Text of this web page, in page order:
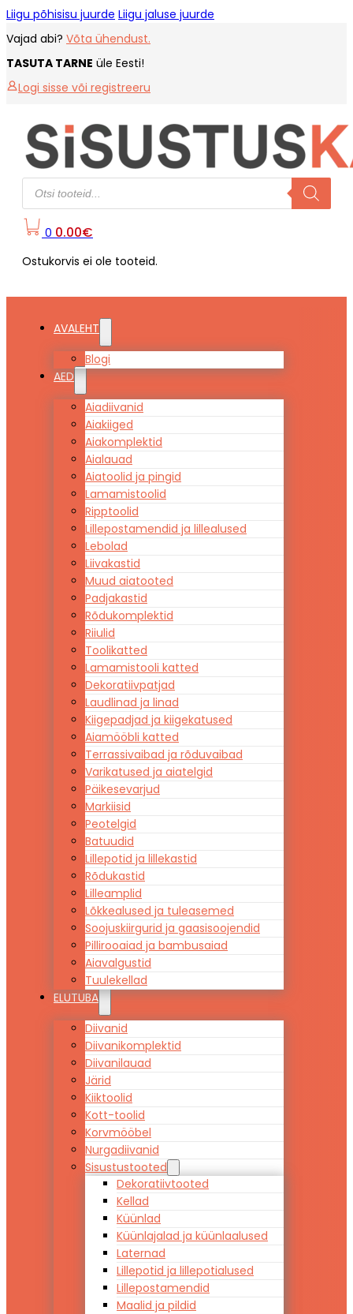
Liigu põhisisu juurde Liigu jaluse juurde
Vajad abi? Võta ühendust.
TASUTA TARNE üle Eesti!
Logi sisse või registreeru
Products
search
0 0.00€
Ostukorvis ei ole tooteid.
AVALEHT
Blogi
AED
Aiadiivanid
Aiakiiged
Aiakomplektid
Aialauad
Aiatoolid ja pingid
Lamamistoolid
Ripptoolid
Lillepostamendid ja lillealused
Lebolad
Liivakastid
Muud aiatooted
Padjakastid
Rõdukomplektid
Riiulid
Toolikatted
Lamamistooli katted
Dekoratiivpatjad
Laudlinad ja linad
Kiigepadjad ja kiigekatused
Aiamööbli katted
Terrassivaibad ja rõduvaibad
Varikatused ja aiatelgid
Päikesevarjud
Markiisid
Peotelgid
Batuudid
Lillepotid ja lillekastid
Rõdukastid
Lilleamplid
Lõkkealused ja tuleasemed
Soojuskiirgurid ja gaasisoojendid
Pillirooaiad ja bambusaiad
Aiavalgustid
Tuulekellad
ELUTUBA
Diivanid
Diivanikomplektid
Diivanilauad
Järid
Kiiktoolid
Kott-toolid
Korvmööbel
Nurgadiivanid
Sisustustooted
Dekoratiivtooted
Kellad
Küünlad
Küünlajalad ja küünlaalused
Laternad
Lillepotid ja lillepotialused
Lillepostamendid
Maalid ja pildid